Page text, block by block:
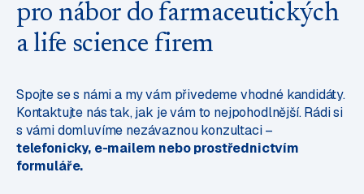
pro nábor do farmaceutických
a life science firem
Spojte se s námi a my vám přivedeme vhodné kandidáty.
Kontaktujte nás tak, jak je vám to nejpohodlnější. Rádi si
s vámi domluvíme nezávaznou konzultaci –
telefonicky, e-mailem nebo prostřednictvím
formuláře.